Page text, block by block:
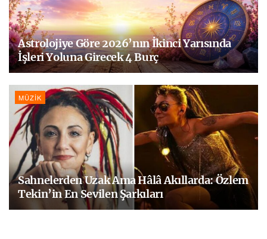
Astrolojiye Göre 2026’nın İkinci Yarısında
İşleri Yoluna Girecek 4 Burç
MÜZIK
Sahnelerden Uzak Ama Hâlâ Akıllarda: Özlem
Tekin’in En Sevilen Şarkıları